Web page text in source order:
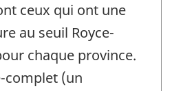
ceux qui ont une
au seuil Royce-
chaque province.
complet (un